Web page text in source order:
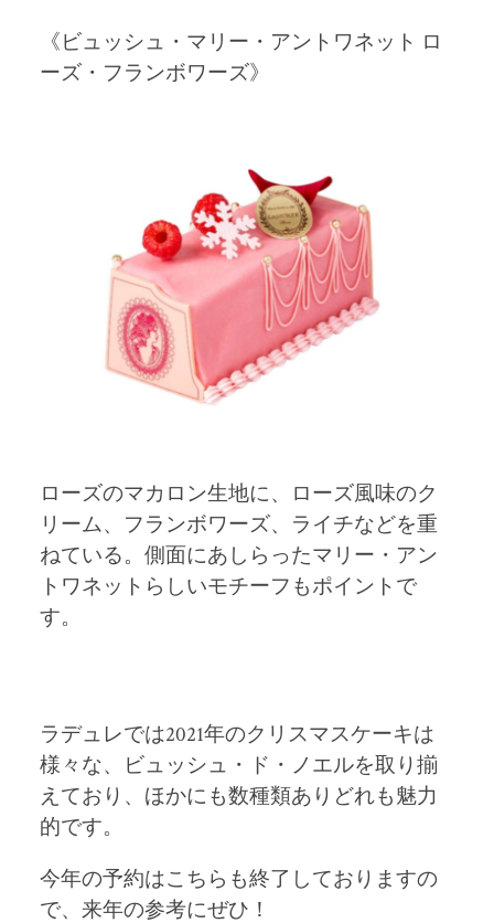
《ビュッシュ・マリー・アントワネット ロ
ーズ・フランボワーズ》
ローズのマカロン生地に、ローズ風味のク
リーム、フランボワーズ、ライチなどを重
ねている。側面にあしらったマリー・アン
トワネットらしいモチーフもポイントで
す。
ラデュレでは2021年のクリスマスケーキは
様々な、ビュッシュ・ド・ノエルを取り揃
えており、ほかにも数種類ありどれも魅力
的です。
今年の予約はこちらも終了しておりますの
で、来年の参考にぜひ！